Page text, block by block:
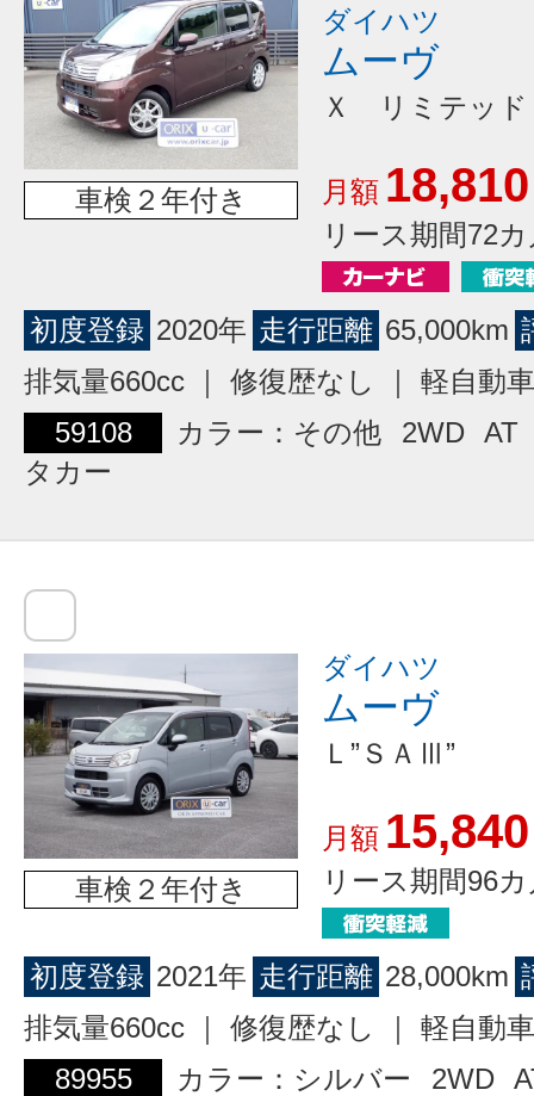
車検２年付き
ダイハツ
ムーヴ
Ｘ リミテッ
月額 18,810
リース期間72
初度登録 2020年 走行距離 65,000km
排気量660cc ｜ 修復歴なし ｜ 軽自動車
59108
カラー：その他 2WD AT
タカー
車検２年付き
ダイハツ
ムーヴ
Ｌ”ＳＡⅢ”
月額 15,840
リース期間96
初度登録 2021年 走行距離 28,000km
排気量660cc ｜ 修復歴なし ｜ 軽自動車
89955
カラー：シルバー 2WD